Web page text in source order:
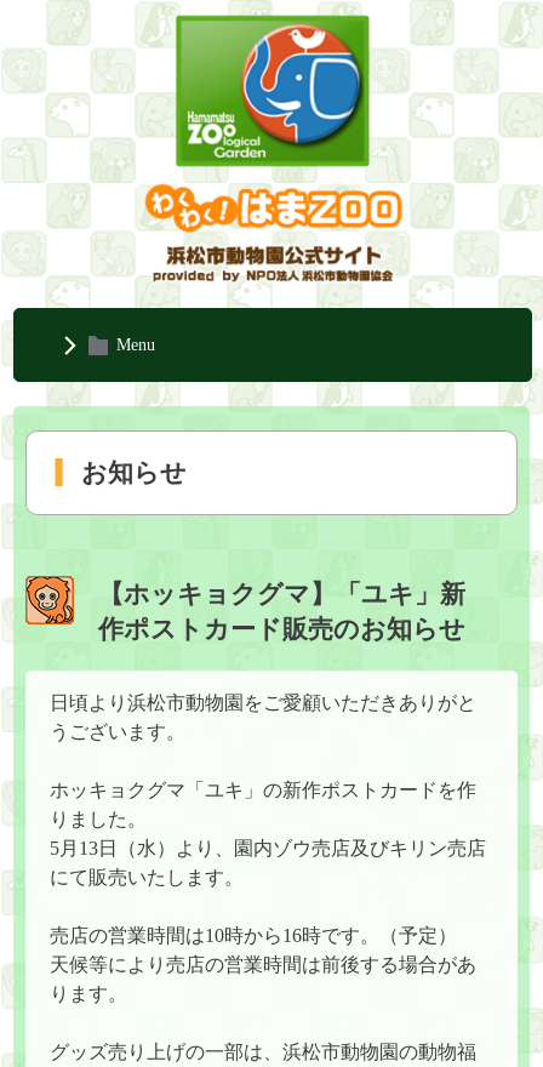
Menu
お知らせ
【ホッキョクグマ】「ユキ」新
作ポストカード販売のお知らせ
日頃より浜松市動物園をご愛顧いただきありがと
うございます。
ホッキョクグマ「ユキ」の新作ポストカードを作
りました。
5月13日（水）より、園内ゾウ売店及びキリン売店
にて販売いたします。
売店の営業時間は10時から16時です。（予定）
天候等により売店の営業時間は前後する場合があ
ります。
グッズ売り上げの一部は、浜松市動物園の動物福